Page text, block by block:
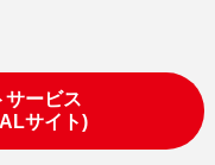
ービス
サイト)